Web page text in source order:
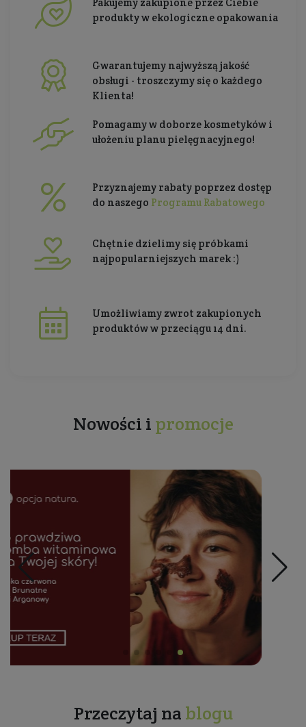
Pakujemy zakupione przez Ciebie
produkty w ekologiczne opakowania
Gwarantujemy najwyższą jakość
obsługi - troszczymy się o każdego
Klienta!
Pomagamy w doborze kosmetyków i
ułożeniu planu pielęgnacyjnego!
Przyznajemy rabaty poprzez dostęp
do naszego Programu Rabatowego
Chętnie dzielimy się próbkami
najpopularniejszych marek :)
Umożliwiamy zwrot zakupionych
produktów w przeciągu 14 dni.
Nowości i promocje
Przeczytaj na blogu